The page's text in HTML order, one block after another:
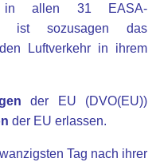
in allen 31 EASA-
ist sozusagen das
Luftverkehr in ihrem
der EU (DVO(EU))
der EU erlassen.
Tag nach ihrer